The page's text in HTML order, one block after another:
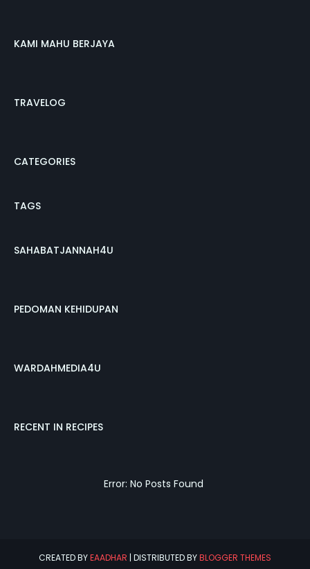
KAMI MAHU BERJAYA
TRAVELOG
CATEGORIES
TAGS
SAHABATJANNAH4U
PEDOMAN KEHIDUPAN
WARDAHMEDIA4U
RECENT IN RECIPES
Error: No Posts Found
CREATED BYEAADHAR | DISTRIBUTED BYBLOGGER THEMES